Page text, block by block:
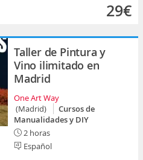
29€
Taller de Pintura y
Vino ilimitado en
Madrid
One Art Way
(Madrid)
Cursos de
Manualidades y DIY
2 horas
Español